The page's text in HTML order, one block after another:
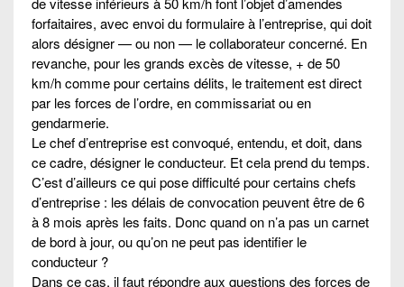
forfaitaires, avec envoi du formulaire à l’entreprise, qui doit
alors désigner — ou non — le collaborateur concerné. En
revanche, pour les grands excès de vitesse, + de 50
km/h comme pour certains délits, le traitement est direct
par les forces de l’ordre, en commissariat ou en
gendarmerie.
Le chef d’entreprise est convoqué, entendu, et doit, dans
ce cadre, désigner le conducteur. Et cela prend du temps.
C’est d’ailleurs ce qui pose difficulté pour certains chefs
d’entreprise : les délais de convocation peuvent être de 6
à 8 mois après les faits. Donc quand on n’a pas un carnet
de bord à jour, ou qu’on ne peut pas identifier le
conducteur ?
Dans ce cas, il faut répondre aux questions des forces de